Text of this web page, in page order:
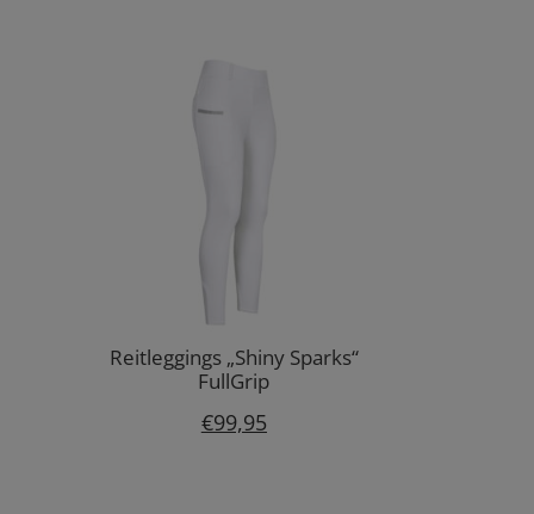
Reitleggings „Shiny Sparks“
FullGrip
€99,95